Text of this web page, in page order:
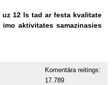
uz 12 ls tad ar festa kvalitate
imo aktivitates samazinasies
Komentāra reitings:
17.789